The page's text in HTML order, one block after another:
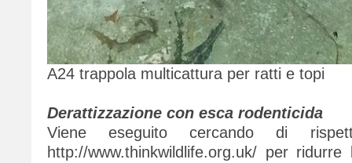
A24 trappola multicattura per ratti e topi
Derattizzazione con esca rodenticida
Viene eseguito cercando di
http://www.thinkwildlife.org.uk/ per